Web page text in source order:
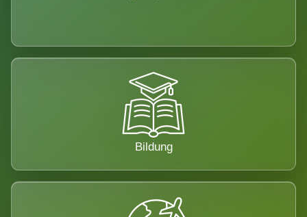
Bildung